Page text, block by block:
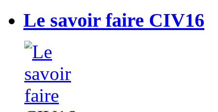
Le savoir faire CIV16